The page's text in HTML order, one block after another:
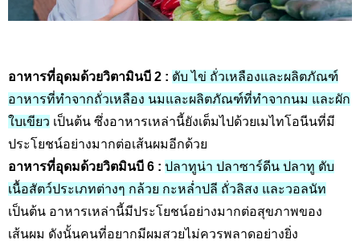
อาหารที่อุดมด้วยวิตามินบี 2 : ตับ ไข่ ถั่วเหลืองและผลิตภัณฑ์
อาหารที่ทำจากถั่วเหลือง นมและผลิตภัณฑ์ที่ทำจากนม และผัก
ใบเขียว เป็นต้น ซึ่งอาหารเหล่านี้ยังเต็มไปด้วยเมไทโอนีนที่มี
ประโยชน์อย่างมากต่อเส้นผมอีกด้วย
อาหารที่อุดมด้วยวิตมินบี 6 : ปลาทูน่า ปลาซาร์ดีน ปลาทู ตับ
เนื้อสัตว์ประเภทต่างๆ กล้วย กะหล่ำปลี ถั่วลิสง และวอลนัท
เป็นต้น อาหารเหล่านี้มีประโยชน์อย่างมากต่อสุขภาพของ
เส้นผม ดังนั้นคนที่อยากมีผมสวยไม่ควรพลาดอย่างยิ่ง